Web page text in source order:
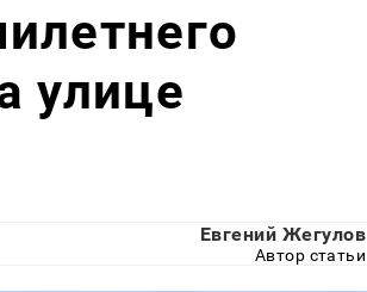
улице
Евгений Жегулов
Автор статьи